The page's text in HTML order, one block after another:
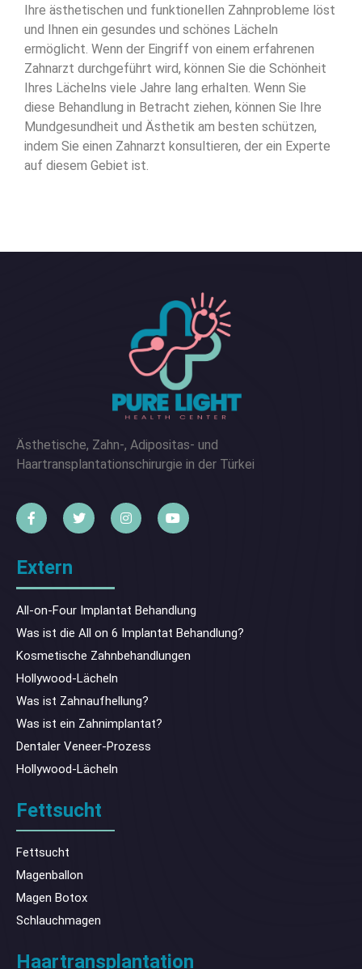
Ihre ästhetischen und funktionellen Zahnprobleme löst
und Ihnen ein gesundes und schönes Lächeln
ermöglicht. Wenn der Eingriff von einem erfahrenen
Zahnarzt durchgeführt wird, können Sie die Schönheit
Ihres Lächelns viele Jahre lang erhalten. Wenn Sie
diese Behandlung in Betracht ziehen, können Sie Ihre
Mundgesundheit und Ästhetik am besten schützen,
indem Sie einen Zahnarzt konsultieren, der ein Experte
auf diesem Gebiet ist.
Ästhetische, Zahn-, Adipositas- und
Haartransplantationschirurgie in der Türkei
Extern
All-on-Four Implantat Behandlung
Was ist die All on 6 Implantat Behandlung?
Kosmetische Zahnbehandlungen
Hollywood-Lächeln
Was ist Zahnaufhellung?
Was ist ein Zahnimplantat?
Dentaler Veneer-Prozess
Hollywood-Lächeln
Fettsucht
Fettsucht
Magenballon
Magen Botox
Schlauchmagen
Haartransplantation